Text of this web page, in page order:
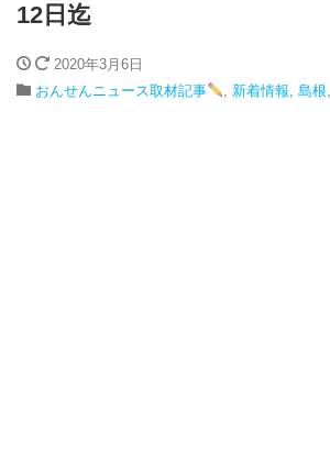
12日迄
2020年3月6日
おんせんニュース取材記事
, 新着情報, 島根,